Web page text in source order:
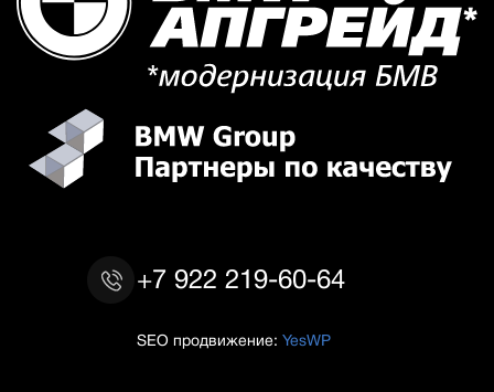
+7 922 219-60-64
SEO продвижение: YesWP